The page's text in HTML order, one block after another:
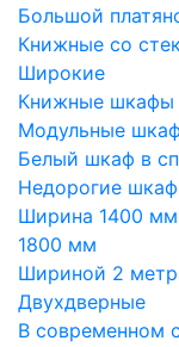
Большой
Книжные со
Широкие
Книжные шкафы
Модульные
Белый шкаф в
Недорогие
Ширина 1400 мм
1800 мм
Шириной 2
Двухдверные
В современном